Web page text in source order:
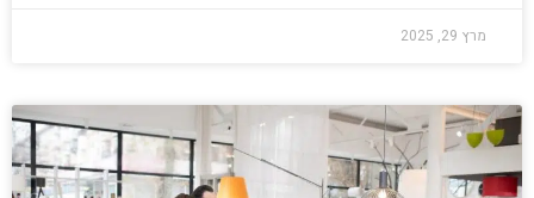
מרץ 29, 2025